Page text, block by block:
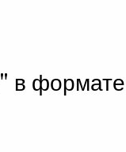
в формате